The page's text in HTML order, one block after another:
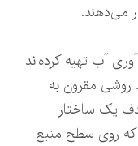
آب تهیه کرده‌اند
روشی مقرون به
یک ساختار
که روی سطح منبع